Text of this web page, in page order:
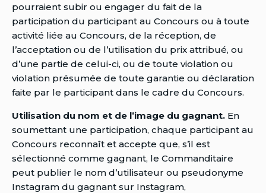
pourraient subir ou engager du fait de la
participation du participant au Concours ou à toute
activité liée au Concours, de la réception, de
l’acceptation ou de l’utilisation du prix attribué, ou
d’une partie de celui-ci, ou de toute violation ou
violation présumée de toute garantie ou déclaration
faite par le participant dans le cadre du Concours.
Utilisation du nom et de l’image du gagnant. En
soumettant une participation, chaque participant au
Concours reconnaît et accepte que, s’il est
sélectionné comme gagnant, le Commanditaire
peut publier le nom d’utilisateur ou pseudonyme
Instagram du gagnant sur Instagram,